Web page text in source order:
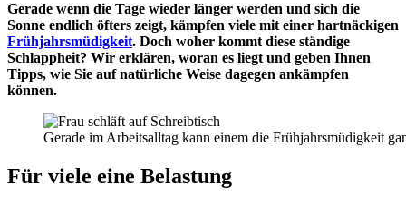
Gerade wenn die Tage wieder länger werden und sich die
Sonne endlich öfters zeigt, kämpfen viele mit einer hartnäckigen
Frühjahrsmüdigkeit. Doch woher kommt diese ständige
Schlappheit? Wir erklären, woran es liegt und geben Ihnen
Tipps, wie Sie auf natürliche Weise dagegen ankämpfen
können.
Gerade im Arbeitsalltag kann einem die Frühjahrsmüdigkeit
Für viele eine Belastung